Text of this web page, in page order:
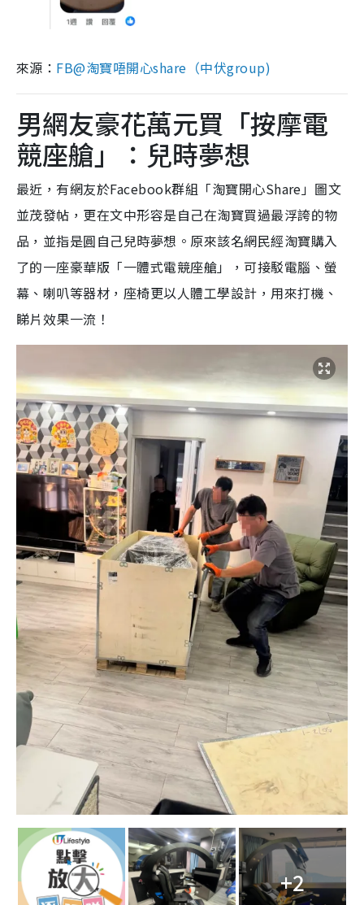
來源： FB@淘寶唔開心share（中伏group)
男網友豪花萬元買「按摩電
競座艙」：兒時夢想
最近，有網友於Facebook群組「淘寶開心Share」圖文
並茂發帖，更在文中形容是自己在淘寶買過最浮誇的物
品，並指是圓自己兒時夢想。原來該名網民經淘寶購入
了的一座豪華版「一體式電競座艙」，可接駁電腦、螢
幕、喇叭等器材，座椅更以人體工學設計，用來打機、
睇片效果一流！
+2